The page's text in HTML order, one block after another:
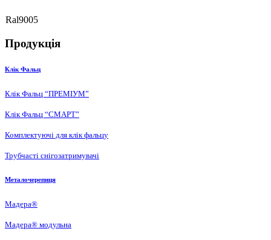
Ral9005
Продукція
Клік Фальц
Клік Фальц “ПРЕМІУМ”
Клік Фальц “СМАРТ”
Комплектуючі для клік фальцу
Трубчасті снігозатримувачі
Металочерепиця
Мадера®
Мадера® модульна